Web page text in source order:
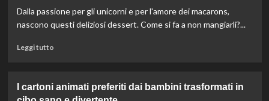
olive
nere
“mollica
Dalla passione per gli unicorni e per l'amore dei macarons,
nascono questi deliziosi dessert. Come si fa a non mangiarli?...
Leggi tuttoLeggi
Gli
I cartoni animati preferiti dai bambini trasformati in